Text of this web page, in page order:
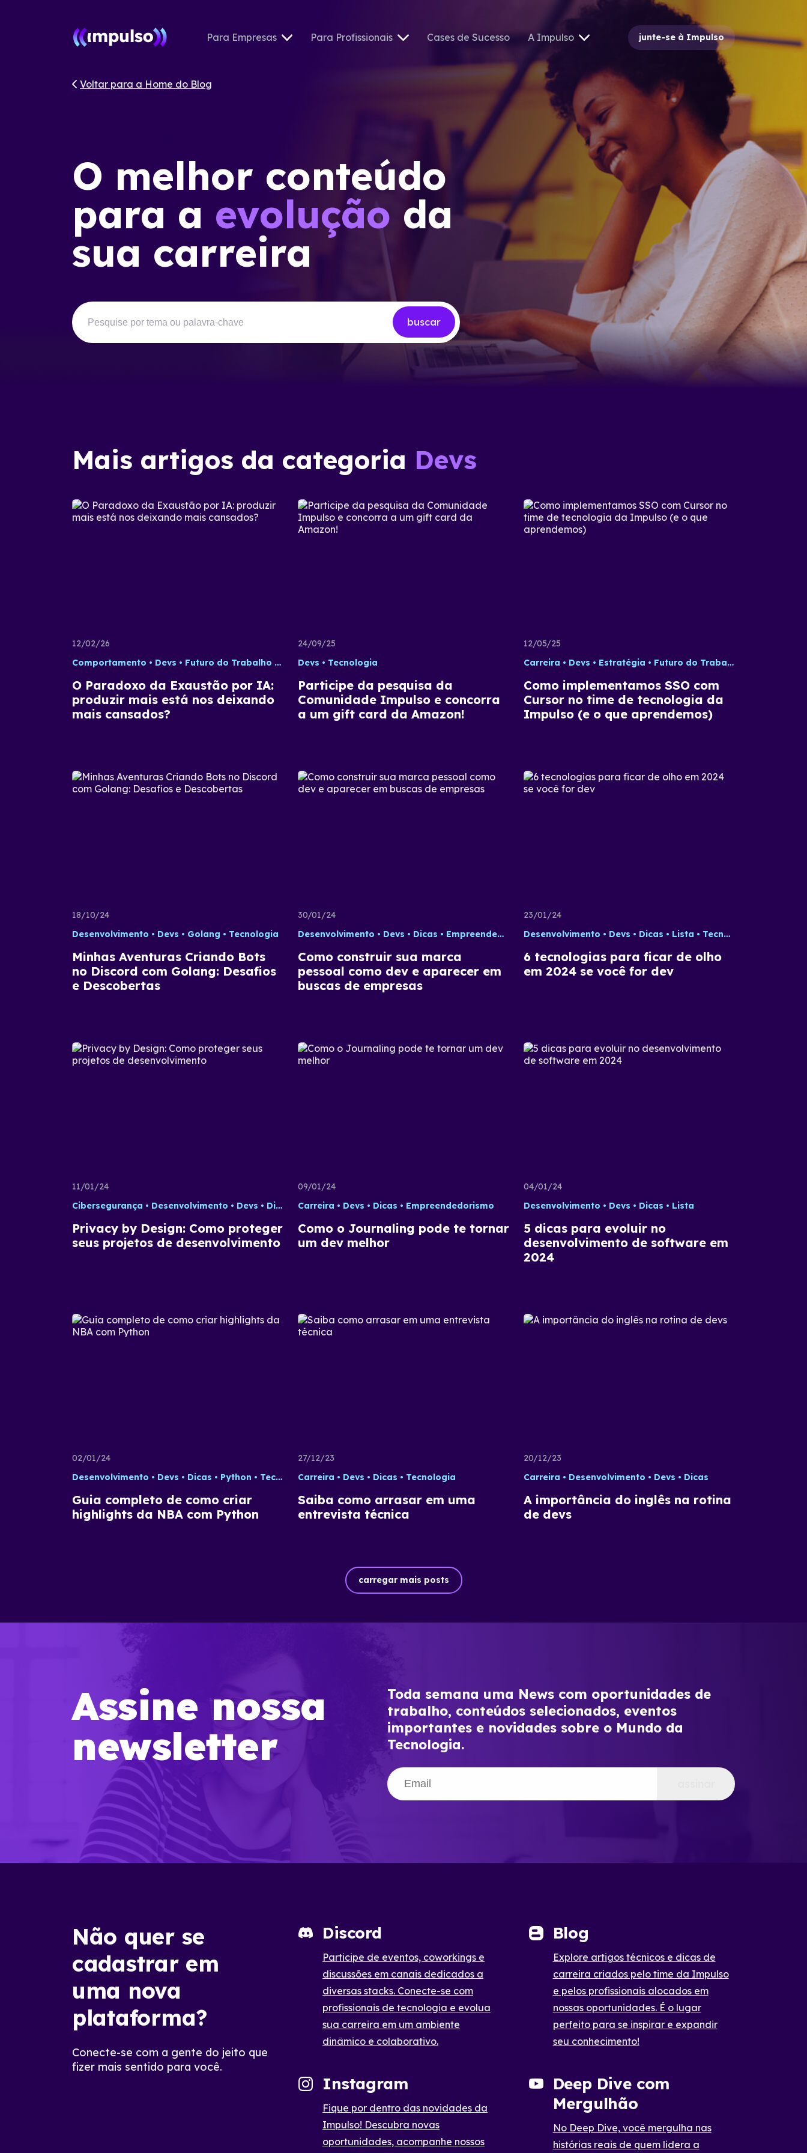
Para Empresas Para Profissionais Cases de Sucesso A Impulso junte-se à Impulso
Voltar para a Home do Blog
O melhor conteúdo
para a evolução da
sua carreira
buscar
Mais artigos da categoria Devs
12/02/26
Comportamento
Devs Futuro do Trabalho IA Tecnologia
O Paradoxo da Exaustão por IA:
produzir mais está nos deixando
mais cansados?
24/09/25
Devs
Tecnologia
Participe da pesquisa da
Comunidade Impulso e concorra
a um gift card da Amazon!
12/05/25
Carreira
Devs Estratégia Futuro do Trabalho
Como implementamos SSO com
Cursor no time de tecnologia da
Impulso (e o que aprendemos)
18/10/24
Desenvolvimento
Devs Golang Tecnologia
Minhas Aventuras Criando Bots
no Discord com Golang: Desafios
e Descobertas
30/01/24
Desenvolvimento
Devs Dicas Empreendedorismo
Como construir sua marca
pessoal como dev e aparecer em
buscas de empresas
23/01/24
Desenvolvimento
Devs Dicas Lista Tecnologia
6 tecnologias para ficar de olho
em 2024 se você for dev
11/01/24
Cibersegurança
Desenvolvimento Devs Dicas Tecnologia
Privacy by Design: Como proteger
seus projetos de desenvolvimento
09/01/24
Carreira
Devs Dicas Empreendedorismo
Como o Journaling pode te tornar
um dev melhor
04/01/24
Desenvolvimento
Devs Dicas Lista
5 dicas para evoluir no
desenvolvimento de software em
2024
02/01/24
Desenvolvimento
Devs Dicas Python Tecnologia
Guia completo de como criar
highlights da NBA com Python
27/12/23
Carreira
Devs Dicas Tecnologia
Saiba como arrasar em uma
entrevista técnica
20/12/23
Carreira
Desenvolvimento Devs Dicas
A importância do inglês na rotina
de devs
carregar mais posts
Assine nossa
newsletter
Toda semana uma News com oportunidades de
trabalho, conteúdos selecionados, eventos
importantes e novidades sobre o Mundo da
Tecnologia.
Não quer se
cadastrar em
uma nova
plataforma?
Conecte-se com a gente do jeito que
fizer mais sentido para você.
Discord
Participe de eventos, coworkings e
discussões em canais dedicados a
diversas stacks. Conecte-se com
profissionais de tecnologia e evolua
sua carreira em um ambiente
dinâmico e colaborativo.
Blog
Explore artigos técnicos e dicas de
carreira criados pelo time da Impulso
e pelos profissionais alocados em
nossas oportunidades. É o lugar
perfeito para se inspirar e expandir
seu conhecimento!
Instagram
Fique por dentro das novidades da
Impulso! Descubra novas
oportunidades, acompanhe nossos
Deep Dive com
Mergulhão
No Deep Dive, você mergulha nas
histórias reais de quem lidera a